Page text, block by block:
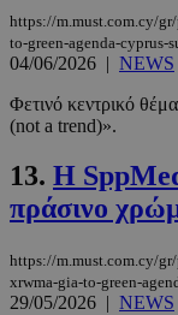
https://m.must.com.cy/
to-green-agenda-cyprus-
04/06/2026 | NEWS
Φετινό κεντρικό
(not a trend)».
13. Η
πράσινο
https://m.must.com.cy/
xrwma-gia-to-green-
29/05/2026 | NEWS